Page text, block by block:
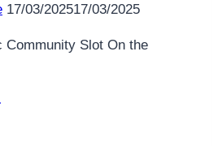
17/03/202517/03/2025
Community Slot On the